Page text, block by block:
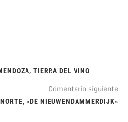
TIERRA DEL VINO
Comentario siguiente
«DE NIEUWENDAMMERDIJK»